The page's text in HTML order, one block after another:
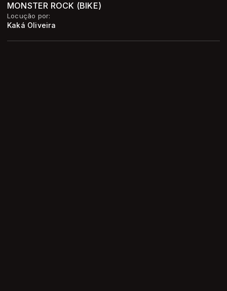
MONSTER ROCK (BIKE)
Locução por:
Kaká Oliveira